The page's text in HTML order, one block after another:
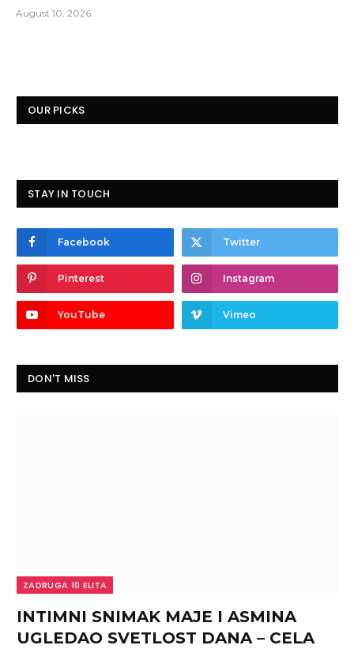
August 10, 2026
OUR PICKS
STAY IN TOUCH
Facebook Twitter
Pinterest Instagram
YouTube Vimeo
DON'T MISS
ZADRUGA 10 ELITA
INTIMNI SNIMAK MAJE I ASMINA
UGLEDAO SVETLOST DANA – CELA